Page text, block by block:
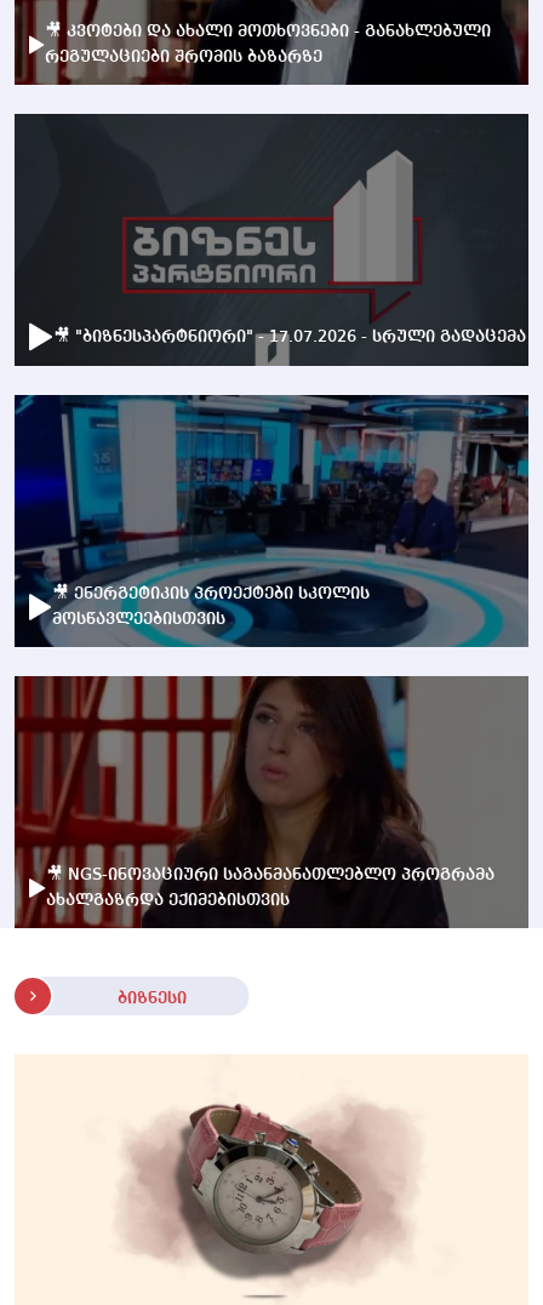
🎥 კვოტები და ახალი მოთხოვნები - განახლებული
რეგულაციები შრომის ბაზარზე
🎥 "ბიზნესპარტნიორი" - 17.07.2026 - სრული გადაცემა
🎥 ენერგეტიკის პროექტები სკოლის
მოსწავლეებისთვის
🎥 NGS-ინოვაციური საგანმანათლებლო პროგრამა
ახალგაზრდა ექიმებისთვის
ბიზნესი